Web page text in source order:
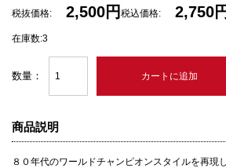
税抜価格: 2,500円 税込価格: 2,750
在庫数:3
数量：
商品説明
８０年代のワールドチャンピオンスタイルを再現